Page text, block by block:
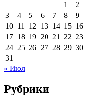
1
2
3
4 5 6 7 8
9
10 11 12 13 14 15 16
17 18 19 20 21 22 23
24 25 26 27 28 29 30
31
« Июл
Рубрики